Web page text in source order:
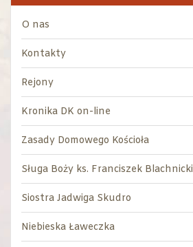
O nas
Kontakty
Rejony
Kronika DK on-line
Zasady Domowego Kościoła
Sługa Boży ks. Franciszek Blachnicki
Siostra Jadwiga Skudro
Niebieska Ławeczka